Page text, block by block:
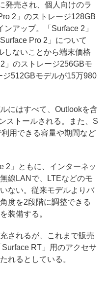
売され、個人向けのラ
2」のストレージ128GB
アップ。「Surface 2」
Pro 2」について
しないことから端末価格
」のストレージ256GBモ
512GBモデルが15万980
にはすべて、Outlookを含
ストールされる。また、S
用できる容量や期間など
2」ともに、インターネッ
線LANで、LTEなどのモ
ない。従来モデルよりバ
度を2段階に調整できる
装備する。
されるが、これまで販売
RT」用のアクセサ
れるとしている。